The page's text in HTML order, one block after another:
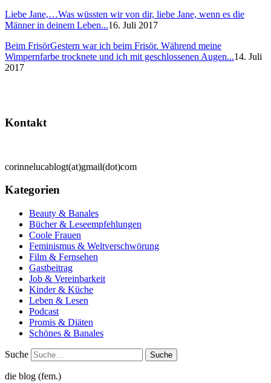
Liebe Jane,…Was wüssten wir von dir, liebe Jane, wenn es die
Männer in deinem Leben...16. Juli 2017
Beim FrisörGestern war ich beim Frisör. Während meine
Wimpernfarbe trocknete und ich mit geschlossenen Augen...14. Juli
2017
Kontakt
corinnelucablogt(at)gmail(dot)com
Kategorien
Beauty & Banales
Bücher & Leseempfehlungen
Coole Frauen
Feminismus & Weltverschwörung
Film & Fernsehen
Gastbeitrag
Job & Vereinbarkeit
Kinder & Küche
Leben & Lesen
Podcast
Promis & Diäten
Schönes & Banales
Suche
die blog (fem.)